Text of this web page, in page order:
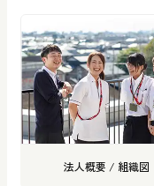
法人概要 / 組織図